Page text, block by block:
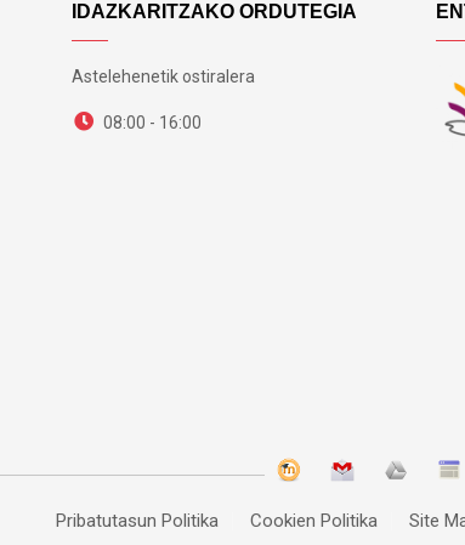
IDAZKARITZAKO ORDUTEGIA
Astelehenetik ostiralera
08:00 - 16:00
Pribatutasun Politika Cookien Politika Site